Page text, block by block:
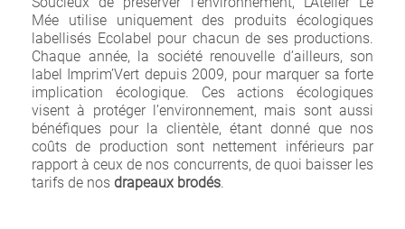
Mée utilise uniquement des produits écologiques
labellisés Ecolabel pour chacun de ses productions.
Chaque année, la société renouvelle d’ailleurs, son
label Imprim’Vert depuis 2009, pour marquer sa forte
implication écologique. Ces actions écologiques
visent à protéger l’environnement, mais sont aussi
bénéfiques pour la clientèle, étant donné que nos
coûts de production sont nettement inférieurs par
rapport à ceux de nos concurrents, de quoi baisser les
tarifs de nos drapeaux brodés.